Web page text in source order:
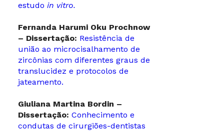
estudo in vitro.
Fernanda Harumi Oku Prochnow
– Dissertação: Resistência de
união ao microcisalhamento de
zircônias com diferentes graus de
translucidez e protocolos de
jateamento.
Giuliana Martina Bordin –
Dissertação: Conhecimento e
condutas de cirurgiões-dentistas